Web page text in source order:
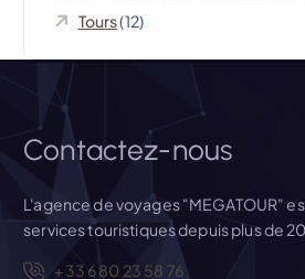
r
i
c
l
Tours(12)
Contactez-nous
L'agence de voyages "MEGATOUR"
services touristiques depuis plus de
+33 6 80 23 58 76